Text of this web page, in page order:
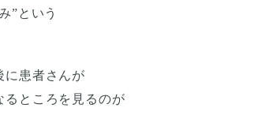
”という
に患者さんが
るところを見るのが